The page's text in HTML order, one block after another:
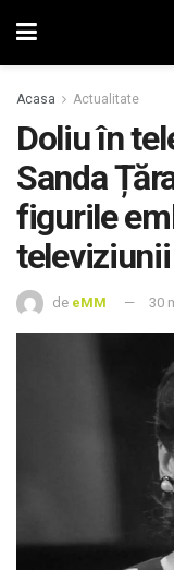
Acasa Actualitate
Doliu în
Sanda
figurile
de eMM 30